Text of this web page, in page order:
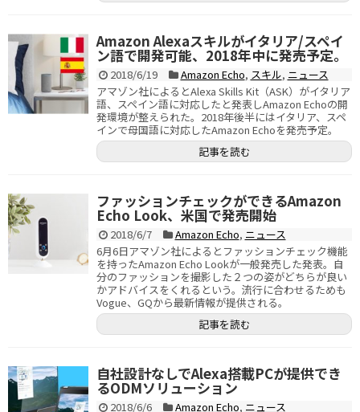
Amazon Alexaスキルがイタリア/スペイ
ン語で開発可能、2018年中に発売予定。
2018/6/19 Amazon Echo, スキル, ニュース
アマゾン社によるとAlexa Skills Kit（ASK）がイタリア
語、スペイン語に対応したと発表しAmazon Echoの開
発環境が整えられた。2018年後半にはイタリア、スペ
インで母国語に対応したAmazon Echoを発売予定。
記事を読む
ファッションチェックができるAmazon
Echo Look、米国で発売開始
2018/6/7 Amazon Echo, ニュース
6月6日アマゾン社によるとファッションチェック機能
を持ったAmazon Echo Lookが一般発売した発表。自
分のファッションを撮影した２つの姿がどちらが良い
かアドバイスをくれるという。流行に合わせるためも
Vogue、GQから最新情報が提供される。
記事を読む
自社設計なしでAlexa搭載PCが提供でき
るODMソリューション
2018/6/6 Amazon Echo, ニュース